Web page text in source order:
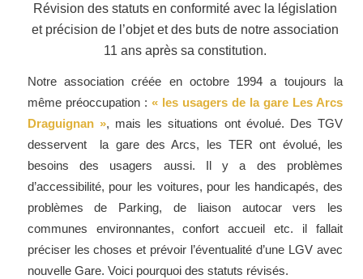
Révision des statuts en conformité avec la législation
et précision de l’objet et des buts de notre association
11 ans après sa constitution.
Notre association créée en octobre 1994 a toujours la
même préoccupation : « les usagers de la gare Les Arcs
Draguignan », mais les situations ont évolué. Des TGV
desservent la gare des Arcs, les TER ont évolué, les
besoins des usagers aussi. Il y a des problèmes
d’accessibilité, pour les voitures, pour les handicapés, des
problèmes de Parking, de liaison autocar vers les
communes environnantes, confort accueil etc. il fallait
préciser les choses et prévoir l’éventualité d’une LGV avec
nouvelle Gare. Voici pourquoi des statuts révisés.